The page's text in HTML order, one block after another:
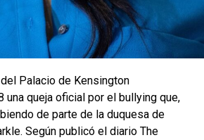
Palacio de Kensington
una queja oficial por el bullying que,
de parte de la duquesa de
Según publicó el diario The